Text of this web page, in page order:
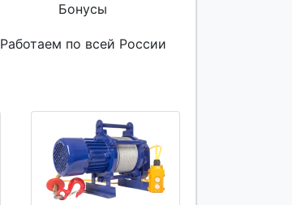
Бонусы
Работаем по всей России